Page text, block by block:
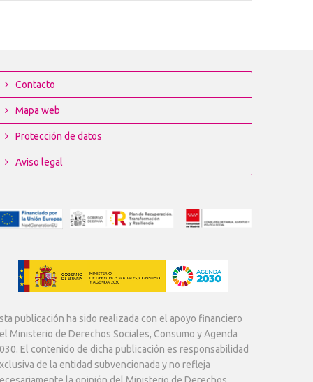
Contacto
Mapa web
Protección de datos
Aviso legal
publicación ha sido realizada con el apoyo financiero
Ministerio de Derechos Sociales, Consumo y Agenda
El contenido de dicha publicación es responsabilidad
de la entidad subvencionada y no refleja